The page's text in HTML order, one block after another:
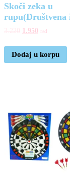
Skoči zeka u
rupu(Društvena
1.950 rsd
Dodaj u korpu